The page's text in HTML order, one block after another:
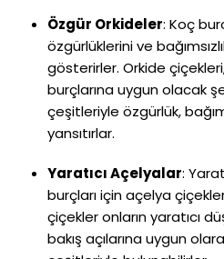
Özgür Orkideler: Koç
özgürlüklerini ve
gösterirler. Orkide
burçlarına uygun olacak
çeşitleriyle özgürlük,
yansıtırlar.
Yaratıcı Açelyalar:
burçları için açelya
çiçekler onların yaratıcı
bakış açılarına uygun